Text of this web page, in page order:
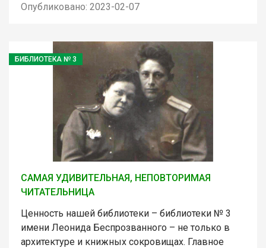
Опубликовано: 2023-02-07
БИБЛИОТЕКА № 3
САМАЯ УДИВИТЕЛЬНАЯ, НЕПОВТОРИМАЯ
ЧИТАТЕЛЬНИЦА
Ценность нашей библиотеки – библиотеки № 3
имени Леонида Беспрозванного – не только в
архитектуре и книжных сокровищах. Главное